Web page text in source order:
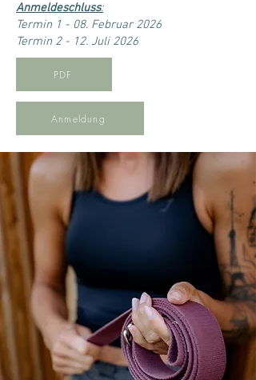
Anmeldeschluss:
Termin 1 - 08. Februar 2026
Termin 2 - 12. Juli 2026
PDF
Anmeldung